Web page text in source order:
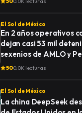
El Sol de México
En 2 años operativos
dejan casi 53 mil
sexenios de AMLO y
500.0K lecturas
El Sol de México
La china DeepSeek